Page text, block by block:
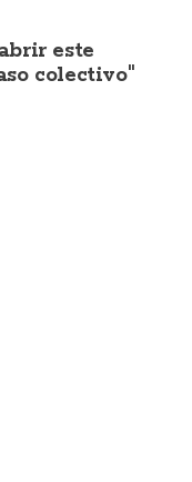
este
colectivo"